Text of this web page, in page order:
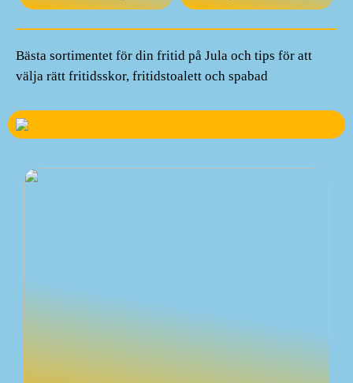
Bästa sortimentet för din fritid på Jula och tips för att
välja rätt fritidsskor, fritidstoalett och spabad